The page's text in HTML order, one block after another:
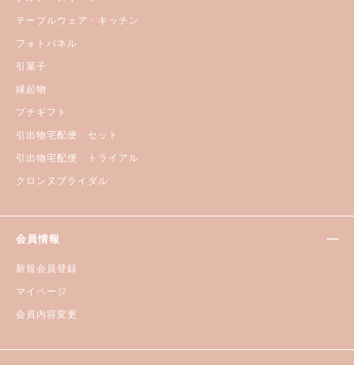
テーブルウェア・キッチン
フォトパネル
引菓子
縁起物
プチギフト
引出物宅配便 セット
引出物宅配便 トライアル
クロンヌブライダル
会員情報
新規会員登録
マイページ
会員内容変更